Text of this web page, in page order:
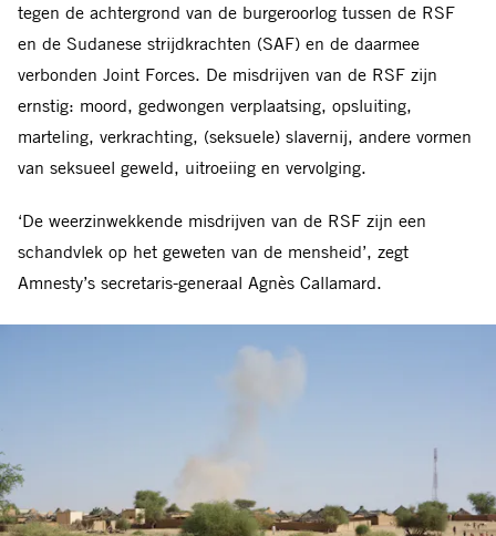
tegen de achtergrond van de burgeroorlog tussen de RSF
en de Sudanese strijdkrachten (SAF) en de daarmee
verbonden Joint Forces. De misdrijven van de RSF zijn
ernstig: moord, gedwongen verplaatsing, opsluiting,
marteling, verkrachting, (seksuele) slavernij, andere vormen
van seksueel geweld, uitroeiing en vervolging.
‘De weerzinwekkende misdrijven van de RSF zijn een
schandvlek op het geweten van de mensheid’, zegt
Amnesty’s secretaris-generaal Agnès Callamard.